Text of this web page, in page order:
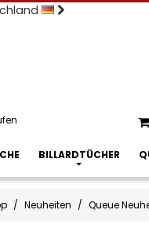
BILLARDTÜCHER
Neuheiten Queue